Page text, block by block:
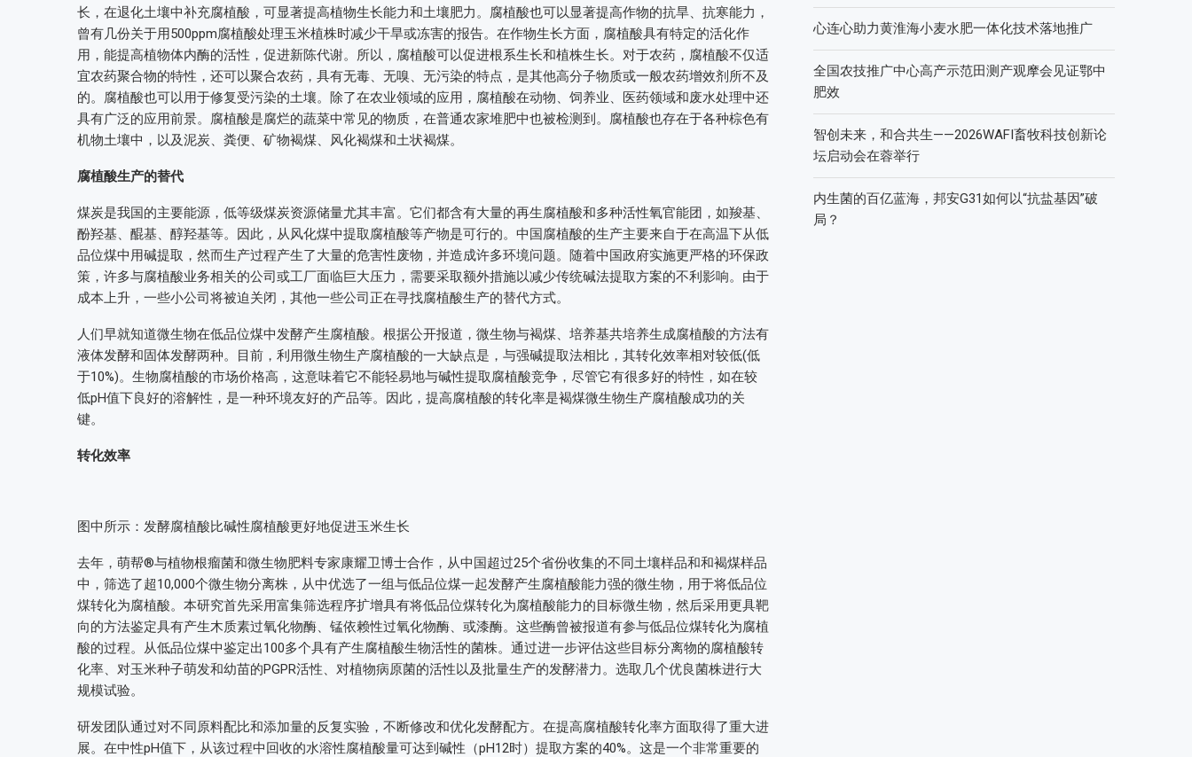
长，在退化土壤中补充腐植酸，可显著提高植物生长能力和土壤肥力。腐植酸也可以显著提高作物的抗旱、抗寒能力，
曾有几份关于用500ppm腐植酸处理玉米植株时减少干旱或冻害的报告。在作物生长方面，腐植酸具有特定的活化作
用，能提高植物体内酶的活性，促进新陈代谢。所以，腐植酸可以促进根系生长和植株生长。对于农药，腐植酸不仅适
宜农药聚合物的特性，还可以聚合农药，具有无毒、无嗅、无污染的特点，是其他高分子物质或一般农药增效剂所不及
的。腐植酸也可以用于修复受污染的土壤。除了在农业领域的应用，腐植酸在动物、饲养业、医药领域和废水处理中还
具有广泛的应用前景。腐植酸是腐烂的蔬菜中常见的物质，在普通农家堆肥中也被检测到。腐植酸也存在于各种棕色有
机物土壤中，以及泥炭、粪便、矿物褐煤、风化褐煤和土状褐煤。
腐植酸生产的替代
煤炭是我国的主要能源，低等级煤炭资源储量尤其丰富。它们都含有大量的再生腐植酸和多种活性氧官能团，如羧基、
酚羟基、醌基、醇羟基等。因此，从风化煤中提取腐植酸等产物是可行的。中国腐植酸的生产主要来自于在高温下从低
品位煤中用碱提取，然而生产过程产生了大量的危害性废物，并造成许多环境问题。随着中国政府实施更严格的环保政
策，许多与腐植酸业务相关的公司或工厂面临巨大压力，需要采取额外措施以减少传统碱法提取方案的不利影响。由于
成本上升，一些小公司将被迫关闭，其他一些公司正在寻找腐植酸生产的替代方式。
人们早就知道微生物在低品位煤中发酵产生腐植酸。根据公开报道，微生物与褐煤、培养基共培养生成腐植酸的方法有
液体发酵和固体发酵两种。目前，利用微生物生产腐植酸的一大缺点是，与强碱提取法相比，其转化效率相对较低(低
于10%)。生物腐植酸的市场价格高，这意味着它不能轻易地与碱性提取腐植酸竞争，尽管它有很多好的特性，如在较
低pH值下良好的溶解性，是一种环境友好的产品等。因此，提高腐植酸的转化率是褐煤微生物生产腐植酸成功的关
键。
转化效率
图中所示：发酵腐植酸比碱性腐植酸更好地促进玉米生长
去年，萌帮®与植物根瘤菌和微生物肥料专家康耀卫博士合作，从中国超过25个省份收集的不同土壤样品和和褐煤样品
中，筛选了超10,000个微生物分离株，从中优选了一组与低品位煤一起发酵产生腐植酸能力强的微生物，用于将低品位
煤转化为腐植酸。本研究首先采用富集筛选程序扩增具有将低品位煤转化为腐植酸能力的目标微生物，然后采用更具靶
向的方法鉴定具有产生木质素过氧化物酶、锰依赖性过氧化物酶、或漆酶。这些酶曾被报道有参与低品位煤转化为腐植
酸的过程。从低品位煤中鉴定出100多个具有产生腐植酸生物活性的菌株。通过进一步评估这些目标分离物的腐植酸转
化率、对玉米种子萌发和幼苗的PGPR活性、对植物病原菌的活性以及批量生产的发酵潜力。选取几个优良菌株进行大
规模试验。
研发团队通过对不同原料配比和添加量的反复实验，不断修改和优化发酵配方。在提高腐植酸转化率方面取得了重大进
展。在中性pH值下，从该过程中回收的水溶性腐植酸量可达到碱性（pH12时）提取方案的40%。这是一个非常重要的
心连心助力黄淮海小麦水肥一体化技术落地推广
全国农技推广中心高产示范田测产观摩会见证鄂中
肥效
智创未来，和合共生——2026WAFI畜牧科技创新论
坛启动会在蓉举行
内生菌的百亿蓝海，邦安G31如何以“抗盐基因”破
局？